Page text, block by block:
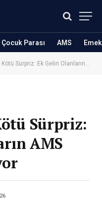
Çocuk Parası AMS
Ek Geliri Olanların AMS Ödeneği Kesiliyor
Sürpriz:
AMS